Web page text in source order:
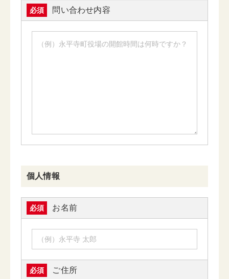
必須 問い合わせ内容
個人情報
必須 お名前
必須 ご住所